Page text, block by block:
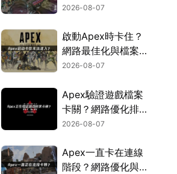
調校全攻略！
2026-08-07
啟動Apex時卡住？
網路最佳化與檔案修
復指南！
2026-08-07
Apex驗證遊戲檔案
卡關？網路優化排解
指南！
2026-08-07
Apex一直卡在連線
階段？網路優化與連